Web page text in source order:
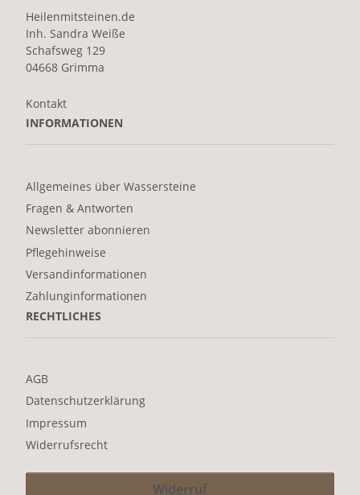
Heilenmitsteinen.de
Inh. Sandra Weiße
Schafsweg 129
04668 Grimma
Kontakt
INFORMATIONEN
Allgemeines über Wassersteine
Fragen & Antworten
Newsletter abonnieren
Pflegehinweise
Versandinformationen
Zahlunginformationen
RECHTLICHES
AGB
Datenschutzerklärung
Impressum
Widerrufsrecht
Widerruf